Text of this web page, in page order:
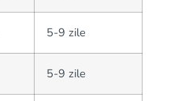
5-9 zile
5-9 zile